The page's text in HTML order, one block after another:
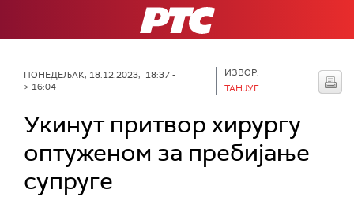
РТС
ПОНЕДЕЉАК, 18.12.2023, 18:37 -
> 16:04
ИЗВОР:
ТАНЈУГ
Укинут притвор хирургу
оптуженом за пребијање
супруге